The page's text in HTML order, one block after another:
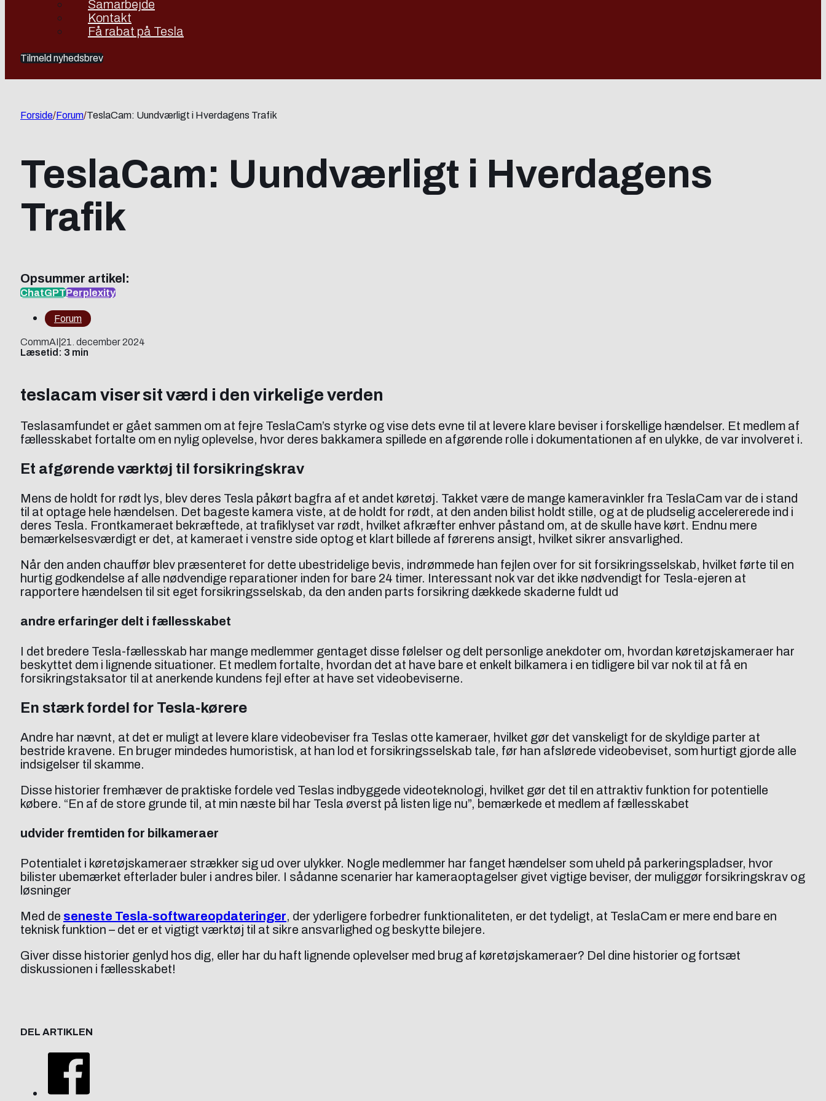
Samarbejde
Kontakt
Få rabat på Tesla
Tilmeld nyhedsbrev
Forside/Forum/TeslaCam: Uundværligt i Hverdagens Trafik
TeslaCam: Uundværligt i Hverdagens
Trafik
Opsummer artikel:
ChatGPTPerplexity
Forum
CommAI 21. december 2024
Læsetid: 3 min
teslacam viser sit værd i den virkelige verden
Teslasamfundet er gået sammen om at fejre TeslaCam’s styrke og vise dets evne til at levere klare beviser i forskellige hændelser. Et medlem af
fællesskabet fortalte om en nylig oplevelse, hvor deres bakkamera spillede en afgørende rolle i dokumentationen af en ulykke, de var involveret i.
Et afgørende værktøj til forsikringskrav
Mens de holdt for rødt lys, blev deres Tesla påkørt bagfra af et andet køretøj. Takket være de mange kameravinkler fra TeslaCam var de i stand
til at optage hele hændelsen. Det bageste kamera viste, at de holdt for rødt, at den anden bilist holdt stille, og at de pludselig accelererede ind i
deres Tesla. Frontkameraet bekræftede, at trafiklyset var rødt, hvilket afkræfter enhver påstand om, at de skulle have kørt. Endnu mere
bemærkelsesværdigt er det, at kameraet i venstre side optog et klart billede af førerens ansigt, hvilket sikrer ansvarlighed.
Når den anden chauffør blev præsenteret for dette ubestridelige bevis, indrømmede han fejlen over for sit forsikringsselskab, hvilket førte til en
hurtig godkendelse af alle nødvendige reparationer inden for bare 24 timer. Interessant nok var det ikke nødvendigt for Tesla-ejeren at
rapportere hændelsen til sit eget forsikringsselskab, da den anden parts forsikring dækkede skaderne fuldt ud
andre erfaringer delt i fællesskabet
I det bredere Tesla-fællesskab har mange medlemmer gentaget disse følelser og delt personlige anekdoter om, hvordan køretøjskameraer har
beskyttet dem i lignende situationer. Et medlem fortalte, hvordan det at have bare et enkelt bilkamera i en tidligere bil var nok til at få en
forsikringstaksator til at anerkende kundens fejl efter at have set videobeviserne.
En stærk fordel for Tesla-kørere
Andre har nævnt, at det er muligt at levere klare videobeviser fra Teslas otte kameraer, hvilket gør det vanskeligt for de skyldige parter at
bestride kravene. En bruger mindedes humoristisk, at han lod et forsikringsselskab tale, før han afslørede videobeviset, som hurtigt gjorde alle
indsigelser til skamme.
Disse historier fremhæver de praktiske fordele ved Teslas indbyggede videoteknologi, hvilket gør det til en attraktiv funktion for potentielle
købere. “En af de store grunde til, at min næste bil har Tesla øverst på listen lige nu”, bemærkede et medlem af fællesskabet
udvider fremtiden for bilkameraer
Potentialet i køretøjskameraer strækker sig ud over ulykker. Nogle medlemmer har fanget hændelser som uheld på parkeringspladser, hvor
bilister ubemærket efterlader buler i andres biler. I sådanne scenarier har kameraoptagelser givet vigtige beviser, der muliggør forsikringskrav og
løsninger
Med de seneste Tesla-softwareopdateringer, der yderligere forbedrer funktionaliteten, er det tydeligt, at TeslaCam er mere end bare en
teknisk funktion – det er et vigtigt værktøj til at sikre ansvarlighed og beskytte bilejere.
Giver disse historier genlyd hos dig, eller har du haft lignende oplevelser med brug af køretøjskameraer? Del dine historier og fortsæt
diskussionen i fællesskabet!
DEL ARTIKLEN